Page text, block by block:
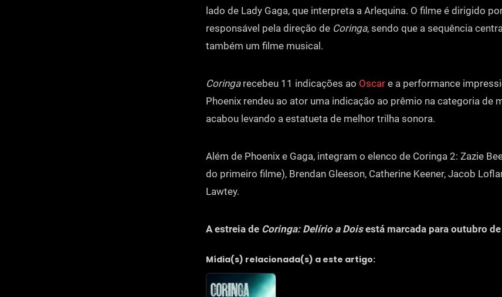
lado de Lady Gaga, que interpreta a Arlequina. O filme é dirigido
responsável pela direção de Coringa, sendo que a sequência
também um filme musical.
Coringarecebeu 11 indicações ao Oscar e a performance
Phoenix rendeu ao ator uma indicação ao prêmio na categoria de
acabou levando a estatueta de melhor trilha sonora.
Além de Phoenix e Gaga, integram o elenco de Coringa 2: Zazie
do primeiro filme), Brendan Gleeson, Catherine Keener, Jacob
Lawtey.
A estreia de Coringa: Delírio a Doisestá marcada para outubro
Mídia(s) relacionada(s) a este artigo: